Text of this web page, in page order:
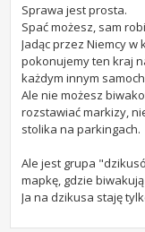
Sprawa jest prosta.
Spać możesz, sam
Jadąc przez Niemcy w
pokonujemy ten kraj
każdym innym
Ale nie możesz
rozstawiać markizy,
stolika na parkingach.
Ale jest grupa
mapkę, gdzie
Ja na dzikusa staję